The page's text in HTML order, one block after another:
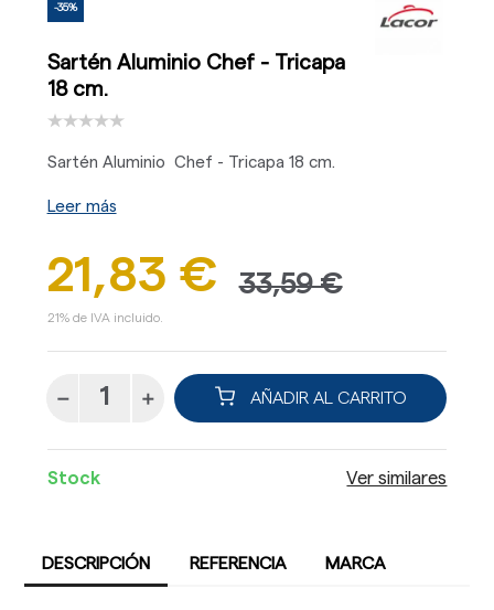
-35%
Sartén Aluminio Chef - Tricapa
18 cm.
Sartén Aluminio Chef - Tricapa 18 cm.
Leer más
21,83 € 33,59 €
21% de IVA incluido.
AÑADIR AL CARRITO
Stock Ver similares
DESCRIPCIÓN REFERENCIA MARCA